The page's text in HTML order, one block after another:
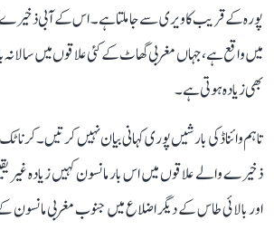
پورہ کے قریب کاویری سے جا ملتا ہے۔ اس کے آبی ذخیرے
بھی زیادہ ہوتی ہے۔
تاہم وائناڈ کی بارشیں پوری کہانی بیان نہیں کرتیں۔
ذخیرے والے علاقوں میں اس بار مانسون کہیں زیادہ غیر
اور بالائی طاس کے دیگر اضلاع میں جنوب مغربی مانسون